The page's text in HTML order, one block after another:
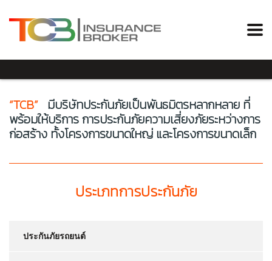
“TCB” มีบริษัทประกันภัยเป็นพันธมิตรหลากหลาย ที่
พร้อมให้บริการ การประกันภัยความเสี่ยงภัยระหว่างการ
ก่อสร้าง ทั้งโครงการขนาดใหญ่ และโครงการขนาดเล็ก
ประเภทการประกันภัย
ประกันภัยรถยนต์